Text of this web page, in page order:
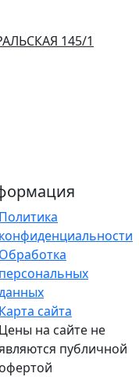
145/1
Политика
конфиденциальности
Обработка
персональных
Карта сайта
Цены на сайте не
публичной
офертой